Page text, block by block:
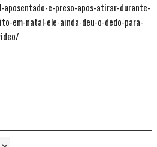
e-preso-apos-atirar-durante-
em-natal-ele-ainda-deu-o-dedo-para-